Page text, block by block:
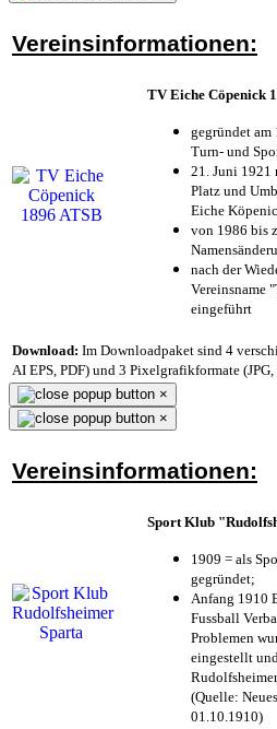
Vereinsinformationen:
TV Eiche Cöpenick
gegründet am
Turn- und
21. Juni 1921
Platz und
Eiche
von 1986 bis
nach der
Vereinsname
eingeführt
Download: Im Downloadpaket sind 4
AI EPS, PDF) und 3 Pixelgrafikformate (JPG,
×
×
Vereinsinformationen:
Sport Klub
1909 = als
gegründet;
Anfang 1910
Fussball
Problemen
eingestellt
(Quelle:
01.10.1910)